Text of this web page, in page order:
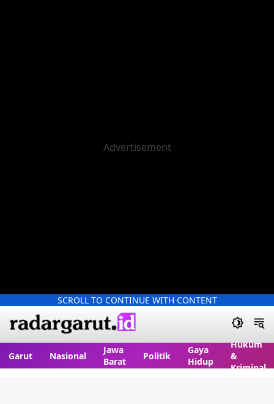
SCROLL TO CONTINUE WITH CONTENT
Garut Nasional
Jawa
Barat
Politik
Gaya
Hidup
Hukum
&
Kriminal